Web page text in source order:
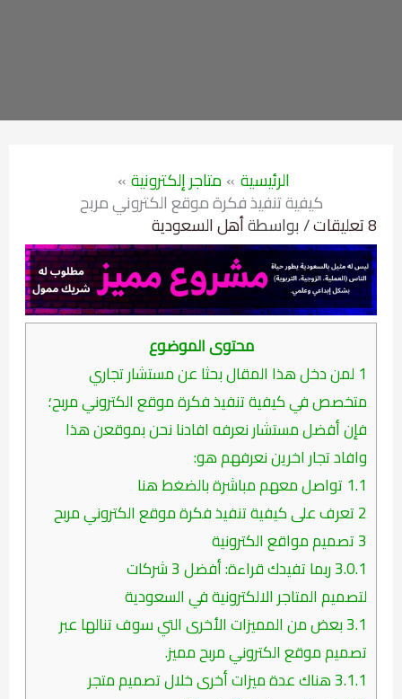
الرئيسية متاجر إلكترونية
كيفية تنفيذ فكرة موقع الكتروني مربح
8 تعليقات / بواسطةأهل السعودية
محتوى الموضوع
1 لمن دخل هذا المقال بحثا عن مستشار تجاري
متخصص في كيفية تنفيذ فكرة موقع الكتروني مربح؛
فإن أفضل مستشار نعرفه افادنا نحن بموقعن هذا
وافاد تجار اخرين نعرفهم هو:
1.1 تواصل معهم مباشرة بالضغط هنا
2تعرف على كيفية تنفيذ فكرة موقع الكتروني مربح
3تصميم مواقع الكترونية
3.0.1
ربما تفيدك قراءة: أفضل 3 شركات
لتصميم المتاجر الالكترونية في السعودية
3.1بعض من المميزات الأخرى التي سوف تنالها عبر
تصميم موقع الكتروني مربح مميز.
3.1.1هناك عدة ميزات أخرى خلال تصميم متجر